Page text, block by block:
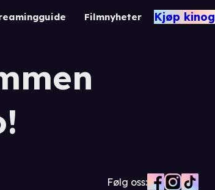
Filmnyheter Kjøp
Følg oss: